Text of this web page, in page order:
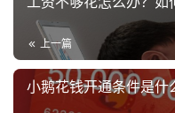
上一篇
小鹅花钱开通条件是什